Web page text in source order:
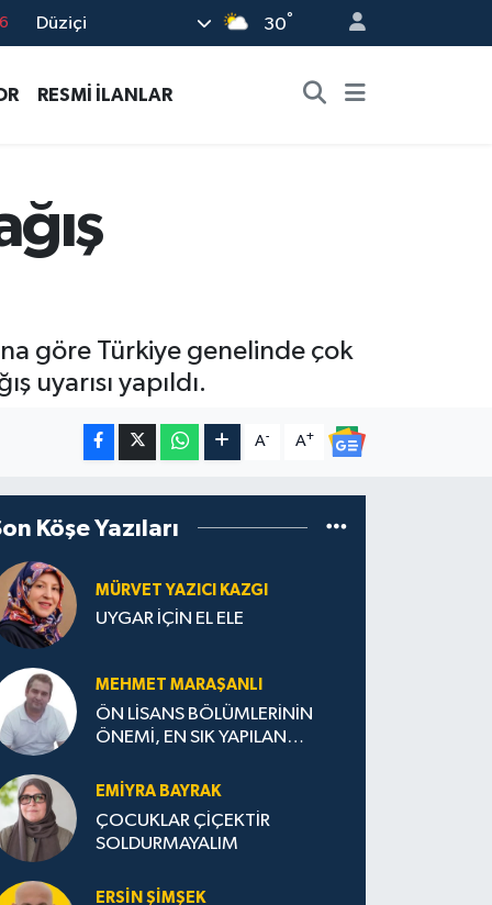
Düziçi 30°
RESMİ İLANLAR
göre Türkiye genelinde çok
uyarısı yapıldı.
A- A+
Köşe Yazıları
MÜRVET YAZICI KAZGI
UYGAR İÇİN EL ELE
MEHMET MARAŞANLI
ÖN LİSANS BÖLÜMLERİNİN
ÖNEMİ, EN SIK YAPILAN
STRATEJİLERİ
EMIYRA BAYRAK
ÇOCUKLAR ÇİÇEKTİR
SOLDURMAYALIM
ERSIN ŞIMŞEK